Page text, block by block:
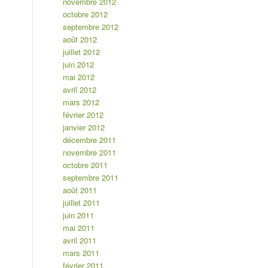
octobre 2012
septembre 2012
août 2012
juillet 2012
juin 2012
mai 2012
avril 2012
mars 2012
février 2012
janvier 2012
décembre 2011
novembre 2011
octobre 2011
septembre 2011
août 2011
juillet 2011
juin 2011
mai 2011
avril 2011
mars 2011
février 2011